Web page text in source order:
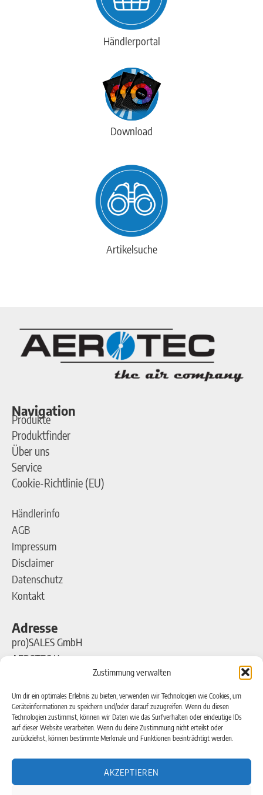
Zustimmung verwalten
Um dir ein optimales Erlebnis zu bieten, verwenden wir Technologien wie Cookies, um
Geräteinformationen zu speichern und/oder darauf zuzugreifen. Wenn du diesen
Technologien zustimmst, können wir Daten wie das Surfverhalten oder eindeutige IDs
auf dieser Website verarbeiten. Wenn du deine Zustimmung nicht erteilst oder
zurückziehst, können bestimmte Merkmale und Funktionen beeinträchtigt werden.
AKZEPTIEREN
Händlerportal
Download
Artikelsuche
Navigation
Produkte
Produktfinder
Über uns
Service
Cookie-Richtlinie (EU)
Händlerinfo
AGB
Impressum
Disclaimer
Datenschutz
Kontakt
Adresse
pro)SALES GmbH
AEROTEC Kompressoren
Ferdinand-Porsche-Straße 16
63500 Seligenstadt
Kontakt
Telefon: +49(0)6182-99 38 7-0
Telefax: +49(0)6182-99 38 7-20